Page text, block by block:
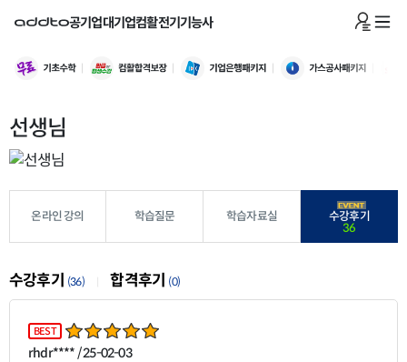
공기업대기업컴활전기기능사
선생님
온라인 강의 학습질문 학습자료실
수강후기
36
수강후기 (36) 합격후기 (0)
BEST
rhdr**** / 25-02-03